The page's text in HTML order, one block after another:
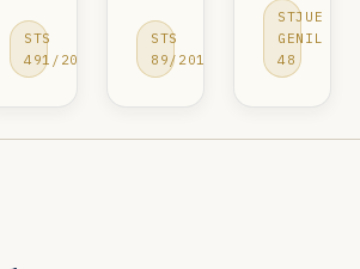
STS
491/2015
STS
89/2018
STJUE
GENIL
48